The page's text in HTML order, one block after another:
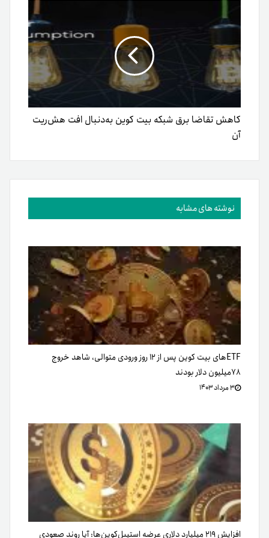
کاهش تقاضا برق شبکه بیت کوین به‌دنبال افت هش‌ریت
آن
نوشته های مشابه
ETFهای بیت کوین پس از ۱۲ روز ورودی متوالی، شاهد خروج
۷۸میلیون‌ دلار بودند
۳ مرداد ۱۴۰۳
افزایش ۲۱۹ میلیارد دلاری عرضه استیبل‌کوین‌ها: آیا روند صعودی